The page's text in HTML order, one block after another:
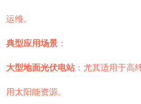
运维。
典型应用场景 ：
大型地面光伏电站 ：尤其适用于高
用太阳能资源。